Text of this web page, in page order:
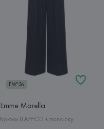
FW'26
Emme Marella
Брюки BAFFO2 в полоску